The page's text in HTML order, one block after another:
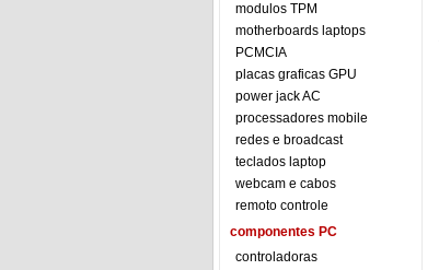
modulos TPM
motherboards laptops
PCMCIA
placas graficas GPU
power jack AC
processadores mobile
redes e broadcast
teclados laptop
webcam e cabos
remoto controle
componentes PC
controladoras